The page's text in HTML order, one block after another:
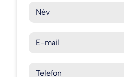
Név
E-mail
Telefon